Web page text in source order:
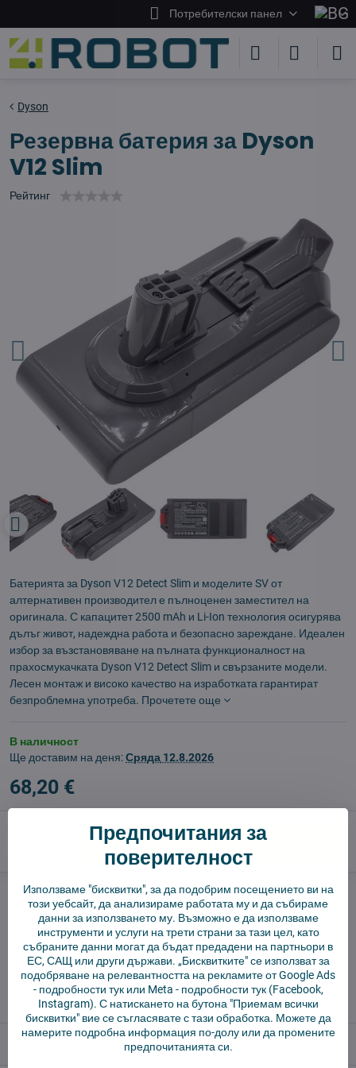
Потребителски панел
Dyson
Резервна батерия за Dyson
V12 Slim
Рейтинг
Батерията за Dyson V12 Detect Slim и моделите SV от
алтернативен производител е пълноценен заместител на
оригинала. С капацитет 2500 mAh и Li-Ion технология осигурява
дълъг живот, надеждна работа и безопасно зареждане. Идеален
избор за възстановяване на пълната функционалност на
прахосмукачката Dyson V12 Detect Slim и свързаните модели.
Лесен монтаж и високо качество на изработката гарантират
безпроблемна употреба. Прочетете още
В наличност
Ще доставим на деня:Сряда 12.8.2026
68,20 €
Добави в количката
Куче пазач Доставки
производител: Cameron Sino
✅ Готов за изпращане веднага
✅ БЕЗПЛАТНА доставка над 55 EUR.
✅ 14 дни политика за връщане
Предпочитания за
поверителност
Използваме "бисквитки", за да подобрим посещението ви на
този уебсайт, да анализираме работата му и да събираме
данни за използването му. Възможно е да използваме
инструменти и услуги на трети страни за тази цел, като
събраните данни могат да бъдат предадени на партньори в
ЕС, САЩ или други държави. „Бисквитките" се използват за
подобряване на релевантността на рекламите от Google Ads
- подробности тукили Meta - подробности тук(Facebook,
Instagram). С натискането на бутона "Приемам всички
бисквитки" вие се съгласявате с тази обработка. Можете да
намерите подробна информация по-долу или да промените
предпочитанията си.